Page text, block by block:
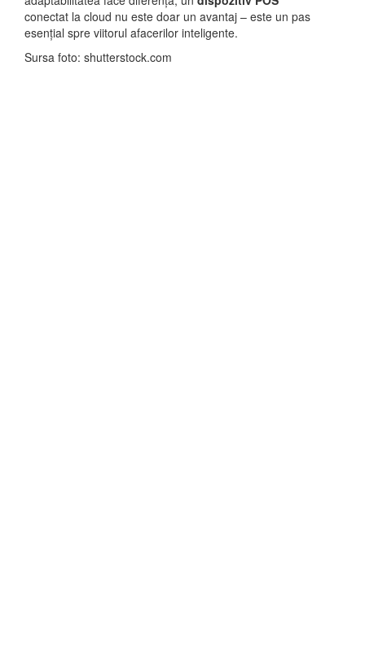
conectat la cloud nu este doar un avantaj – este un pas
esențial spre viitorul afacerilor inteligente.
Sursa foto: shutterstock.com